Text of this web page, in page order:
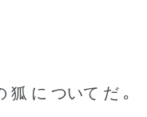
狐 に ついて だ ｡